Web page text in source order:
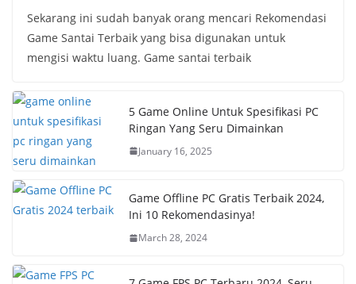
Sekarang ini sudah banyak orang mencari Rekomendasi
Game Santai Terbaik yang bisa digunakan untuk
mengisi waktu luang. Game santai terbaik
5 Game Online Untuk Spesifikasi PC
Ringan Yang Seru Dimainkan
January 16, 2025
Game Offline PC Gratis Terbaik 2024,
Ini 10 Rekomendasinya!
March 28, 2024